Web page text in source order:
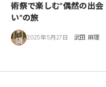
術祭で楽しむ“偶然の出会
い”の旅
2025年5月27日 武田 麻理